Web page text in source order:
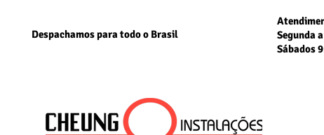
Despachamos para todo o Brasil
Segunda
Sábados